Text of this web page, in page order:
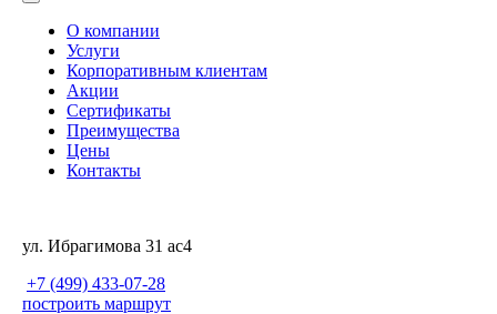
О компании
Услуги
Корпоративным клиентам
Акции
Сертификаты
Преимущества
Цены
Контакты
ул. Ибрагимова 31 ас4
+7 (499) 433-07-28
построить маршрут